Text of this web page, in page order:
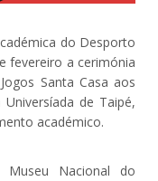
do Desporto
fevereiro a cerimónia
Santa Casa aos
de Taipé,
académico.
Nacional do